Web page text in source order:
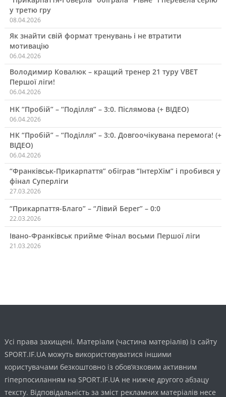
у третю гру
08.04.2026
Як знайти свій формат тренувань і не втратити
мотивацію
06.04.2026
Володимир Ковалюк – кращий тренер 21 туру VBET
Першої ліги!
06.04.2026
НК “Пробій” – “Поділля” – 3:0. Післямова (+ ВІДЕО)
06.04.2026
НК “Пробій” – “Поділля” – 3:0. Довгоочікувана перемога! (+
ВІДЕО)
06.04.2026
“Франківськ-Прикарпаття” обіграв “ІнтерХім” і пробився у
фінал Суперліги
27.03.2026
“Прикарпаття-Благо” – “Лівий Берег” – 0:0
22.03.2026
Івано-Франківськ прийме Фінал восьми Першої ліги
21.03.2026
Усі права захищені. Матеріали (частина матеріалів) із сайту
SPORT.IF.UA можуть використовуватися іншими
користувачами безкоштовно із обов’язковим активним
гіперпосиланням на SPORT.IF.UA не нижче другого абзацу
тексту. Відповідальність за зміст рекламних матеріалів несе